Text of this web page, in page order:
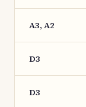
A3, A2
D3
D3